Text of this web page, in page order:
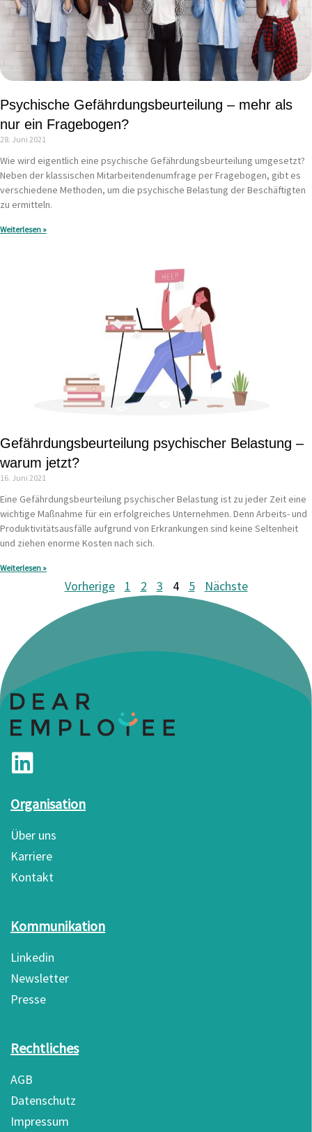
Psychische Gefährdungsbeurteilung – mehr als
nur ein Fragebogen?
28. Juni 2021
Wie wird eigentlich eine psychische Gefährdungsbeurteilung umgesetzt?
Neben der klassischen Mitarbeitendenumfrage per Fragebogen, gibt es
verschiedene Methoden, um die psychische Belastung der Beschäftigten
zu ermitteln.
Weiterlesen »
Gefährdungsbeurteilung psychischer Belastung –
warum jetzt?
16. Juni 2021
Eine Gefährdungsbeurteilung psychischer Belastung ist zu jeder Zeit eine
wichtige Maßnahme für ein erfolgreiches Unternehmen. Denn Arbeits- und
Produktivitätsausfälle aufgrund von Erkrankungen sind keine Seltenheit
und ziehen enorme Kosten nach sich.
Weiterlesen »
Vorherige 1 2 3 4 5 Nächste
Organisation
Über uns
Karriere
Kontakt
Kommunikation
Linkedin
Newsletter
Presse
Rechtliches
AGB
Datenschutz
Impressum